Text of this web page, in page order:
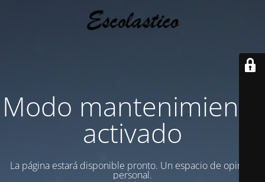
Modo mantenimiento
activado
La página estará disponible pronto. Un espacio de opinion
personal.